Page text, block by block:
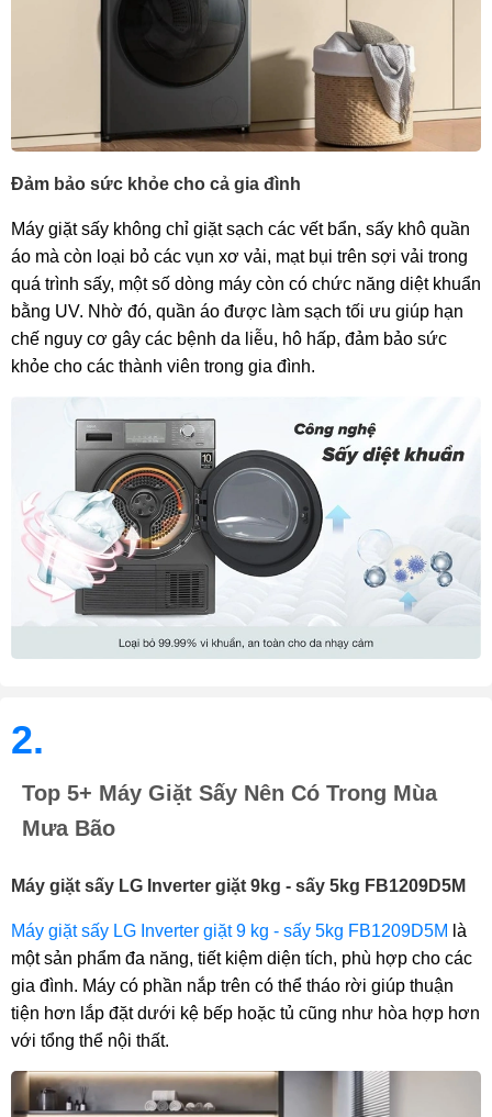
Đảm bảo sức khỏe cho cả gia đình
Máy giặt sấy không chỉ giặt sạch các vết bẩn, sấy khô quần
áo mà còn loại bỏ các vụn xơ vải, mạt bụi trên sợi vải trong
quá trình sấy, một số dòng máy còn có chức năng diệt khuẩn
bằng UV. Nhờ đó, quần áo được làm sạch tối ưu giúp hạn
chế nguy cơ gây các bệnh da liễu, hô hấp, đảm bảo sức
khỏe cho các thành viên trong gia đình.
2.
Top 5+ Máy Giặt Sấy Nên Có Trong Mùa
Mưa Bão
Máy giặt sấy LG Inverter giặt 9kg - sấy 5kg FB1209D5M
Máy giặt sấy LG Inverter giặt 9 kg - sấy 5kg FB1209D5M là
một sản phẩm đa năng, tiết kiệm diện tích, phù hợp cho các
gia đình. Máy có phần nắp trên có thể tháo rời giúp thuận
tiện hơn lắp đặt dưới kệ bếp hoặc tủ cũng như hòa hợp hơn
với tổng thể nội thất.